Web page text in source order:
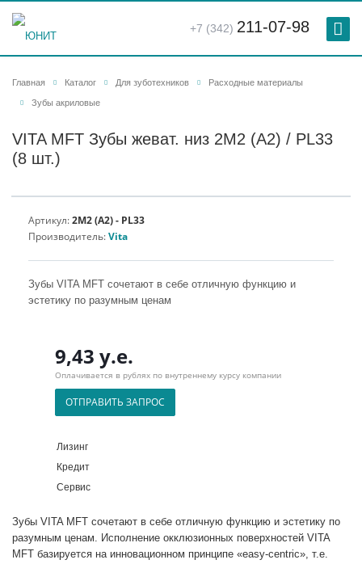
+7 (342) 211-07-98
Главная Каталог Для зуботехников Расходные материалы
Зубы акриловые
VITA MFT Зубы жеват. низ 2M2 (A2) / PL33
(8 шт.)
Артикул:2M2 (A2) - PL33
Производитель:Vita
Зубы VITA MFT сочетают в себе отличную функцию и
эстетику по разумным ценам
9,43 у.е.
Оплачивается в рублях по внутреннему курсу компании
ОТПРАВИТЬ ЗАПРОС
Лизинг
Кредит
Сервис
Зубы VITA MFT сочетают в себе отличную функцию и эстетику по
разумным ценам. Исполнение окклюзионных поверхностей VITA
MFT базируется на инновационном принципе «easy-centric», т.е.